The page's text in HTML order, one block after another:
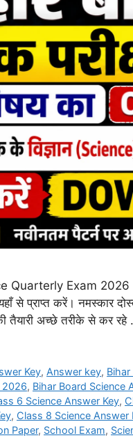
Exam 2026
से प्राप्त करें। नमस्कार
तैयारी अच्छे तरीके से कर रहे
Key, Answer key, Bihar
2026, Bihar Board Science
6 Science Answer Key,
, Class 8 Science Answer
Paper, School Exam,